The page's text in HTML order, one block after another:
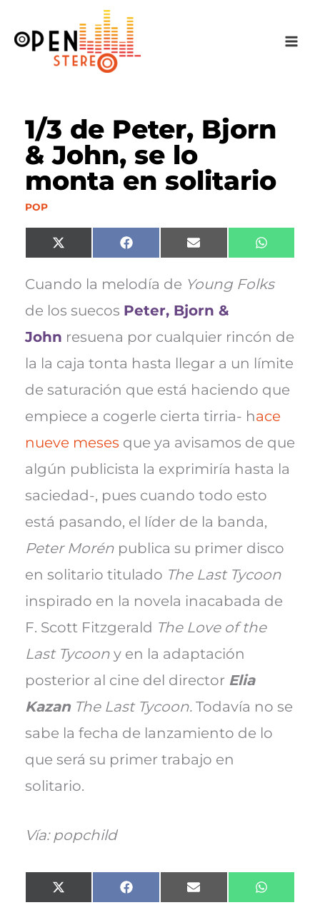
contenido
1/3 de Peter, Bjorn
& John, se lo
monta en solitario
POP
Compartir
en
X
(
w
i
t
t
r
Compartir
en
F
a
e
b
o
o
Compartir
en
E
m
i
l
en
W
h
t
s
Cuando la melodía de Young Folks
de los suecos Peter, Bjorn &
John resuena por cualquier rincón de
la la caja tonta hasta llegar a un límite
de saturación que está haciendo que
empiece a cogerle cierta tirria- hace
nueve meses que ya avisamos de que
algún publicista la exprimiría hasta la
saciedad-, pues cuando todo esto
está pasando, el líder de la banda,
Peter Morén publica su primer disco
en solitario titulado The Last Tycoon
inspirado en la novela inacabada de
F. Scott Fitzgerald The Love of the
Last Tycoony en la adaptación
posterior al cine del director Elia
Kazan The Last Tycoon. Todavía no se
sabe la fecha de lanzamiento de lo
que será su primer trabajo en
solitario.
Vía: popchild
Compartir
en
X
(
Compartir
en
F
a
Compartir
en
E
m
en
W
h